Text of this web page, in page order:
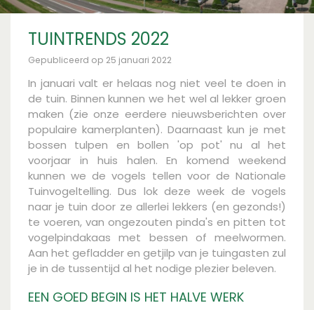
TUINTRENDS 2022
Gepubliceerd op 25 januari 2022
In januari valt er helaas nog niet veel te doen in
de tuin. Binnen kunnen we het wel al lekker groen
maken (zie onze eerdere nieuwsberichten over
populaire kamerplanten). Daarnaast kun je met
bossen tulpen en bollen 'op pot' nu al het
voorjaar in huis halen. En komend weekend
kunnen we de vogels tellen voor de Nationale
Tuinvogeltelling. Dus lok deze week de vogels
naar je tuin door ze allerlei lekkers (en gezonds!)
te voeren, van ongezouten pinda's en pitten tot
vogelpindakaas met bessen of meelwormen.
Aan het gefladder en getjilp van je tuingasten zul
je in de tussentijd al het nodige plezier beleven.
EEN GOED BEGIN IS HET HALVE WERK